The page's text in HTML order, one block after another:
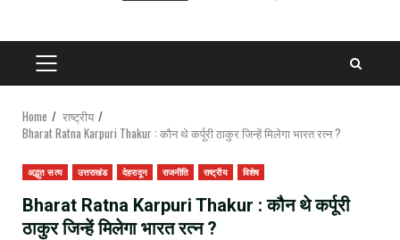
PRIMARY
MENU
Home
राष्ट्रीय
Bharat Ratna Karpuri Thakur : कौन थे कर्पूरी ठाकुर जिन्हें मिलेगा भारत रत्न ?
अद्भुत सत्य उत्तराखंड देहरादून राजनीति राष्ट्रीय विशेष
Bharat Ratna Karpuri Thakur : कौन थे कर्पूरी
ठाकुर जिन्हें मिलेगा भारत रत्न ?